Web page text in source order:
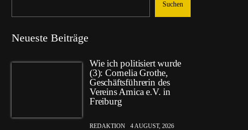
Suchen
Neueste Beiträge
Wie ich politisiert wurde
(3): Cornelia Grothe,
Geschäftsführerin des
Vereins Amica e.V. in
Freiburg
REDAKTION 4 AUGUST, 2026